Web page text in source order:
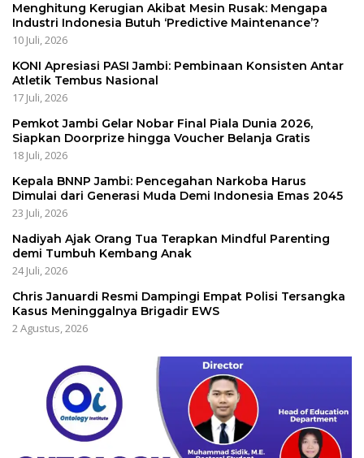
Menghitung Kerugian Akibat Mesin Rusak: Mengapa
Industri Indonesia Butuh ‘Predictive Maintenance’?
10 Juli, 2026
KONI Apresiasi PASI Jambi: Pembinaan Konsisten Antar
Atletik Tembus Nasional
17 Juli, 2026
Pemkot Jambi Gelar Nobar Final Piala Dunia 2026,
Siapkan Doorprize hingga Voucher Belanja Gratis
18 Juli, 2026
Kepala BNNP Jambi: Pencegahan Narkoba Harus
Dimulai dari Generasi Muda Demi Indonesia Emas 2045
23 Juli, 2026
Nadiyah Ajak Orang Tua Terapkan Mindful Parenting
demi Tumbuh Kembang Anak
24 Juli, 2026
Chris Januardi Resmi Dampingi Empat Polisi Tersangka
Kasus Meninggalnya Brigadir EWS
2 Agustus, 2026